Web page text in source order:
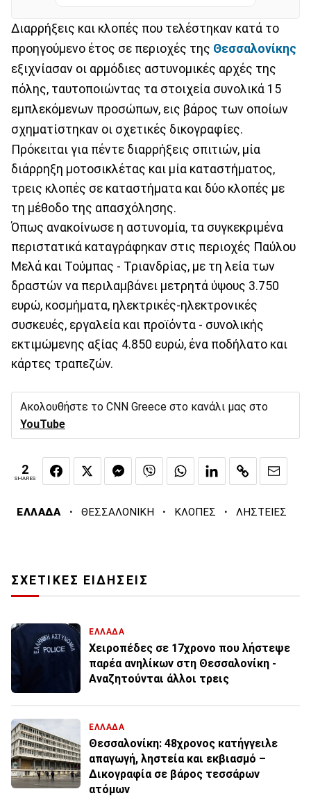
Διαρρήξεις και κλοπές που τελέστηκαν κατά το
προηγούμενο έτος σε περιοχές της Θεσσαλονίκης
εξιχνίασαν οι αρμόδιες αστυνομικές αρχές της
πόλης, ταυτοποιώντας τα στοιχεία συνολικά 15
εμπλεκόμενων προσώπων, εις βάρος των οποίων
σχηματίστηκαν οι σχετικές δικογραφίες.
Πρόκειται για πέντε διαρρήξεις σπιτιών, μία
διάρρηξη μοτοσικλέτας και μία καταστήματος,
τρεις κλοπές σε καταστήματα και δύο κλοπές με
τη μέθοδο της απασχόλησης.
Όπως ανακοίνωσε η αστυνομία, τα συγκεκριμένα
περιστατικά καταγράφηκαν στις περιοχές Παύλου
Μελά και Τούμπας - Τριανδρίας, με τη λεία των
δραστών να περιλαμβάνει μετρητά ύψους 3.750
ευρώ, κοσμήματα, ηλεκτρικές-ηλεκτρονικές
συσκευές, εργαλεία και προϊόντα - συνολικής
εκτιμώμενης αξίας 4.850 ευρώ, ένα ποδήλατο και
κάρτες τραπεζών.
Ακολουθήστε το CNN Greece στο κανάλι μας στο
YouTube
2
SHARES
ΕΛΛΑΔΑ · ΘΕΣΣΑΛΟΝΙΚΗ · ΚΛΟΠΕΣ · ΛΗΣΤΕΙΕΣ
ΣΧΕΤΙΚΕΣ ΕΙΔΗΣΕΙΣ
ΕΛΛΑΔΑ
Χειροπέδες σε 17χρονο που λήστεψε
παρέα ανηλίκων στη Θεσσαλονίκη -
Αναζητούνται άλλοι τρεις
ΕΛΛΑΔΑ
Θεσσαλονίκη: 48χρονος κατήγγειλε
απαγωγή, ληστεία και εκβιασμό –
Δικογραφία σε βάρος τεσσάρων
ατόμων